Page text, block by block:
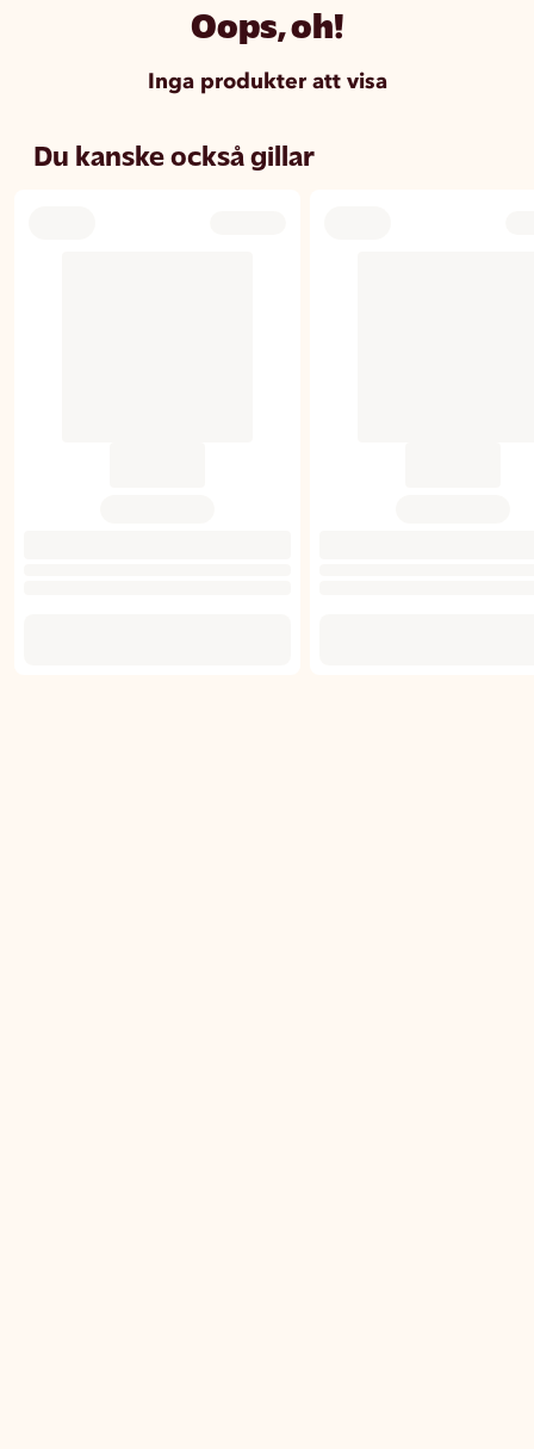
Oops, oh!
Inga produkter att visa
Du kanske också gillar